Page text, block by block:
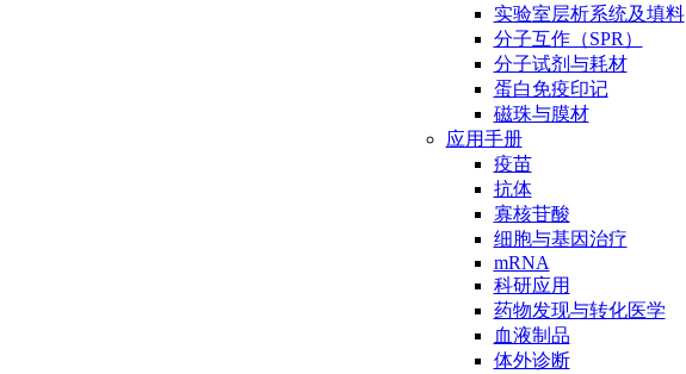
实验室层析系统及填料
分子互作（SPR）
分子试剂与耗材
蛋白免疫印记
磁珠与膜材
应用手册
疫苗
抗体
寡核苷酸
细胞与基因治疗
mRNA
科研应用
药物发现与转化医学
血液制品
体外诊断